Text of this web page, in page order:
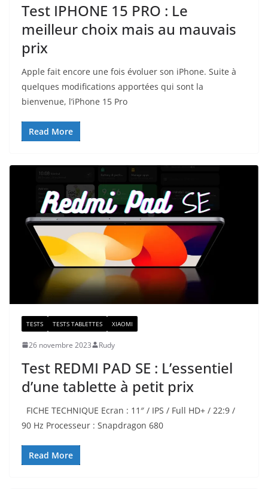
Test IPHONE 15 PRO : Le
meilleur choix mais au mauvais
prix
Apple fait encore une fois évoluer son iPhone. Suite à
quelques modifications apportées qui sont la
bienvenue, l’iPhone 15 Pro
Read More
TESTS TESTS TABLETTES XIAOMI
26 novembre 2023 Rudy
Test REDMI PAD SE : L’essentiel
d’une tablette à petit prix
FICHE TECHNIQUE Ecran : 11″ / IPS / Full HD+ / 22:9 /
90 Hz Processeur : Snapdragon 680
Read More